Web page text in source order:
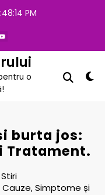
PM
o
burta jos:
Tratament.
Stiri
Simptome și